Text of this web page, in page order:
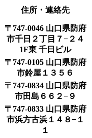
住所・連絡先
〒747-0046 山口県防府
市千日２丁目７−２４
1F東 千日ビル
〒747-0105 山口県防府
市鈴屋１３５６
〒747-0834 山口県防府
市田島６６２−９
〒747-0833 山口県防府
市浜方古浜１４８−１
１